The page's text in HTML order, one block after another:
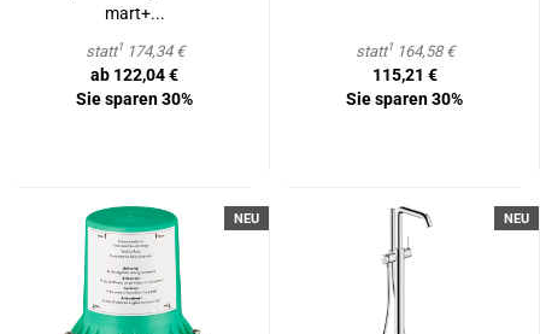
mart+...
statt1174,34 €
ab 122,04 €
Sie sparen 30%
statt1164,58 €
115,21 €
Sie sparen 30%
NEU NEU